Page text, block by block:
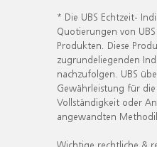
* Die UBS Echtzeit-
Quotierungen von
Produkten. Diese
zugrundeliegenden
nachzufolgen. UBS
Gewährleistung für
Vollständigkeit oder
angewandten